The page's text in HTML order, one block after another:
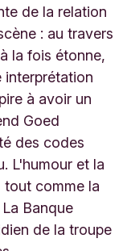
de la relation
: au travers
la fois étonne,
interprétation
à avoir un
Goed
des codes
L'humour et la
tout comme la
Banque
de la troupe